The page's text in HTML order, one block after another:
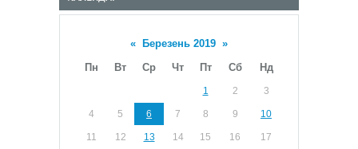
« Березень 2019 »
Пн
Вт Ср Чт Пт Сб Нд
1 2 3
4 5 6 7 8 9 10
11 12 13 14 15 16 17